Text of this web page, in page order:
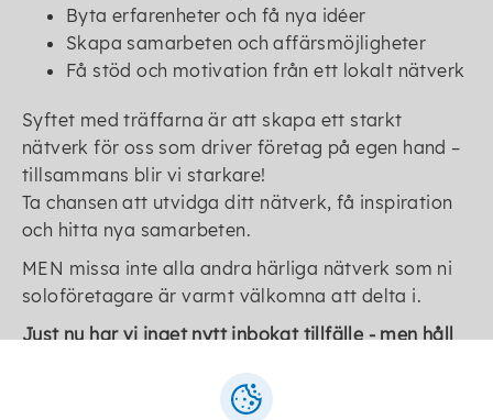
Byta erfarenheter och få nya idéer
Skapa samarbeten och affärsmöjligheter
Få stöd och motivation från ett lokalt nätverk
Syftet med träffarna är att skapa ett starkt
nätverk för oss som driver företag på egen hand –
tillsammans blir vi starkare!
Ta chansen att utvidga ditt nätverk, få inspiration
och hitta nya samarbeten.
MEN missa inte alla andra härliga nätverk som ni
soloföretagare är varmt välkomna att delta i.
Just nu har vi inget nytt inbokat tillfälle - men håll
Vi ser fram emot att träffa dig!